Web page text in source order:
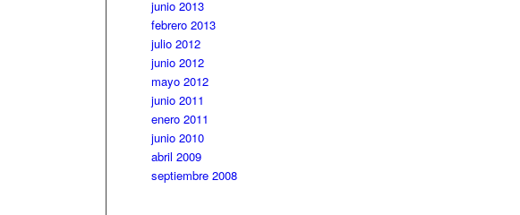
junio 2013
febrero 2013
julio 2012
junio 2012
mayo 2012
junio 2011
enero 2011
junio 2010
abril 2009
septiembre 2008